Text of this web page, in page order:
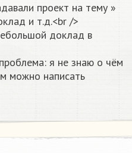
проект на тему »
и т.д.<br />
доклад в
я не знаю о чём
можно написать